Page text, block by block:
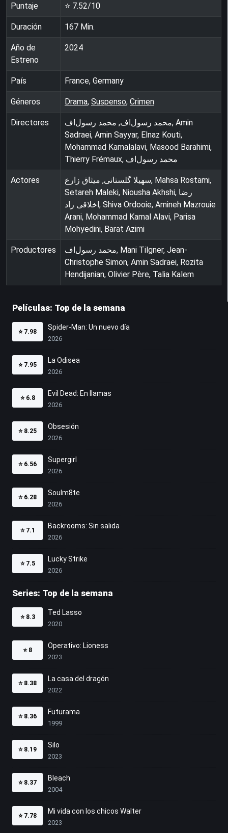
Puntaje ⭐ 7.52/10
Duración 167 Min.
Año de
Estreno
2024
País France, Germany
Géneros Drama, Suspenso, Crimen
Directores
محمد رسول‌اف, محمد رسول‌اف, Amin
Sadraei, Amin Sayyar, Elnaz Kouti,
Mohammad Kamalalavi, Masood Barahimi,
Thierry Frémaux, محمد رسول‌اف
Actores
سهیلا گلستانی, میثاق زارع, Mahsa Rostami,
Setareh Maleki, Niousha Akhshi, رضا
اخلاقی راد, Shiva Ordooie, Amineh Mazrouie
Arani, Mohammad Kamal Alavi, Parisa
Mohyedini, Barat Azimi
Productores
محمد رسول‌اف, Mani Tilgner, Jean-
Christophe Simon, Amin Sadraei, Rozita
Hendijanian, Olivier Père, Talia Kalem
Películas: Top de la semana
⭐ 7.98
Spider-Man: Un nuevo día
2026
⭐ 7.95
La Odisea
2026
⭐ 6.8
Evil Dead: En llamas
2026
⭐ 8.25
Obsesión
2026
⭐ 6.56
Supergirl
2026
⭐ 6.28
Soulm8te
2026
⭐ 7.1
Backrooms: Sin salida
2026
⭐ 7.5
Lucky Strike
2026
Series: Top de la semana
⭐ 8.3
Ted Lasso
2020
⭐ 8
Operativo: Lioness
2023
⭐ 8.38
La casa del dragón
2022
⭐ 8.36
Futurama
1999
⭐ 8.19
Silo
2023
⭐ 8.37
Bleach
2004
⭐ 7.78
Mi vida con los chicos Walter
2023